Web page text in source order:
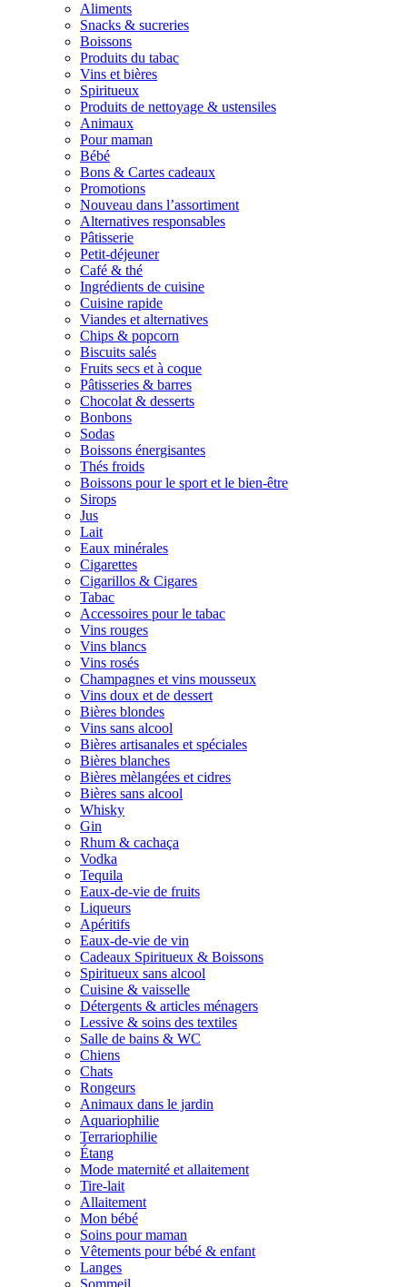
Aliments
Snacks & sucreries
Boissons
Produits du tabac
Vins et bières
Spiritueux
Produits de nettoyage & ustensiles
Animaux
Pour maman
Bébé
Bons & Cartes cadeaux
Promotions
Nouveau dans l’assortiment
Alternatives responsables
Pâtisserie
Petit-déjeuner
Café & thé
Ingrédients de cuisine
Cuisine rapide
Viandes et alternatives
Chips & popcorn
Biscuits salés
Fruits secs et à coque
Pâtisseries & barres
Chocolat & desserts
Bonbons
Sodas
Boissons énergisantes
Thés froids
Boissons pour le sport et le bien-être
Sirops
Jus
Lait
Eaux minérales
Cigarettes
Cigarillos & Cigares
Tabac
Accessoires pour le tabac
Vins rouges
Vins blancs
Vins rosés
Champagnes et vins mousseux
Vins doux et de dessert
Bières blondes
Vins sans alcool
Bières artisanales et spéciales
Bières blanches
Bières mèlangées et cidres
Bières sans alcool
Whisky
Gin
Rhum & cachaça
Vodka
Tequila
Eaux-de-vie de fruits
Liqueurs
Apéritifs
Eaux-de-vie de vin
Cadeaux Spiritueux & Boissons
Spiritueux sans alcool
Cuisine & vaisselle
Détergents & articles ménagers
Lessive & soins des textiles
Salle de bains & WC
Chiens
Chats
Rongeurs
Animaux dans le jardin
Aquariophilie
Terrariophilie
Étang
Mode maternité et allaitement
Tire-lait
Allaitement
Mon bébé
Soins pour maman
Vêtements pour bébé & enfant
Langes
Sommeil